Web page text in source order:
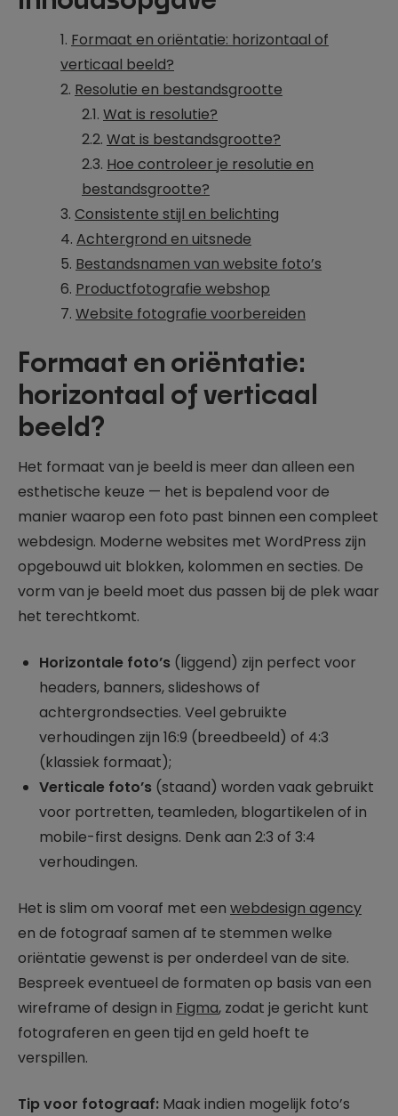
Formaat en oriëntatie: horizontaal of
verticaal beeld?
Resolutie en bestandsgrootte
Wat is resolutie?
Wat is bestandsgrootte?
Hoe controleer je resolutie en
bestandsgrootte?
Consistente stijl en belichting
Achtergrond en uitsnede
Bestandsnamen van website foto’s
Productfotografie webshop
Website fotografie voorbereiden
Formaat en oriëntatie:
horizontaal of verticaal
beeld?
Het formaat van je beeld is meer dan alleen een
esthetische keuze — het is bepalend voor de
manier waarop een foto past binnen een compleet
webdesign. Moderne websites met WordPress zijn
opgebouwd uit blokken, kolommen en secties. De
vorm van je beeld moet dus passen bij de plek waar
het terechtkomt.
Horizontale foto’s (liggend) zijn perfect voor
headers, banners, slideshows of
achtergrondsecties. Veel gebruikte
verhoudingen zijn 16:9 (breedbeeld) of 4:3
(klassiek formaat);
Verticale foto’s (staand) worden vaak gebruikt
voor portretten, teamleden, blogartikelen of in
mobile-first designs. Denk aan 2:3 of 3:4
verhoudingen.
Het is slim om vooraf met een webdesign agency
en de fotograaf samen af te stemmen welke
oriëntatie gewenst is per onderdeel van de site.
Bespreek eventueel de formaten op basis van een
wireframe of design in Figma, zodat je gericht kunt
fotograferen en geen tijd en geld hoeft te
verspillen.
Tip voor fotograaf: Maak indien mogelijk foto’s